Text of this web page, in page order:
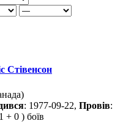
Стівенсон
: 1977-09-22, Провів:
+ 0 ) боїв